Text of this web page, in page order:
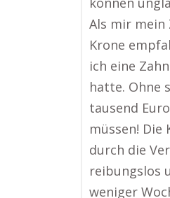
Als mir mein
Krone
ich eine
hatte. Ohne
tausend
müssen! Die
durch die
reibungslos
weniger